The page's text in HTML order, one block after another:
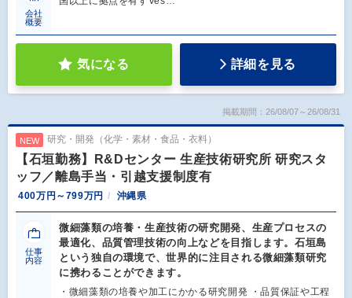
会社
概要
気になる 詳細を見る
掲載期間：26/08/07～26/08/31
NEW 研究・開発（化学・素材・食品・衣料）
【石垣勤務】R&Dセンター 生産技術研究所 研究スタ
ッフ／離島手当・引越支援制度有
400万円～799万円 沖縄県
仕事
内容
微細藻類の培養・生産技術の研究開発、生産プロセスの
最適化、品質管理技術の向上などを目指します。石垣島
という独自の環境で、世界的に注目される微細藻類研究
に携わることができます。
・微細藻類の培養や加工にかかる研究開発 ・品質保証や工程